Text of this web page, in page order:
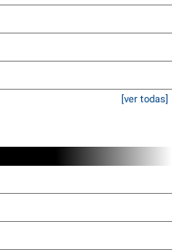
[ver todas]